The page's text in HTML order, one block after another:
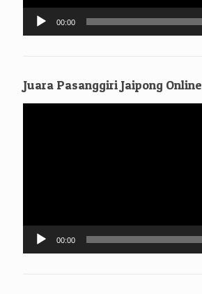
00:00
Juara Pasanggiri Jaipong Online
00:00